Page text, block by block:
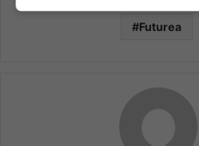
Futurea